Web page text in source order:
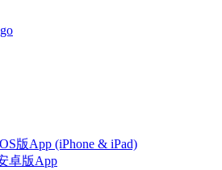
版App (iPhone & iPad)
卓版App